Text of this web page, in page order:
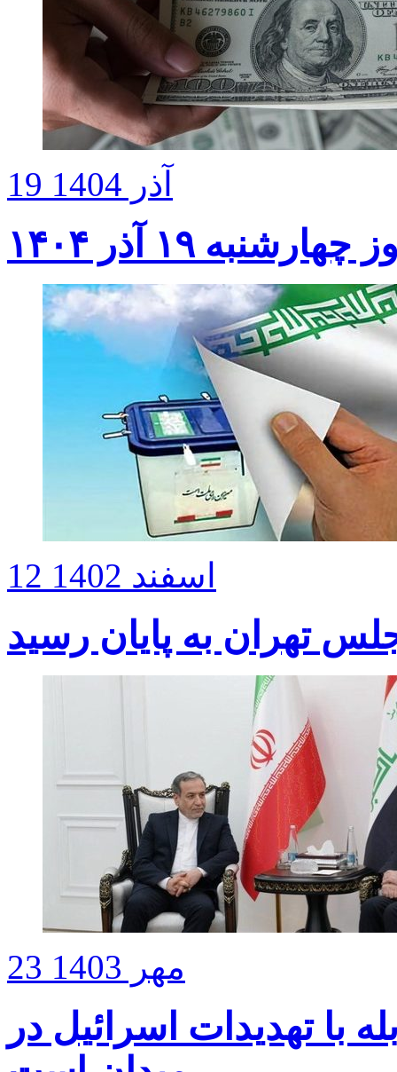
19 آذر 1404
۱۹ آذر ۱۴۰۴
12 اسفند 1402
تهران به پایان رسید
23 مهر 1403
با تهدیدات اسرائیل در